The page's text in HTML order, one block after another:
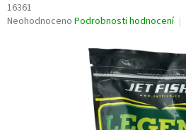
16361
Průměrné
Neohodnoceno Podrobnosti hodnocení